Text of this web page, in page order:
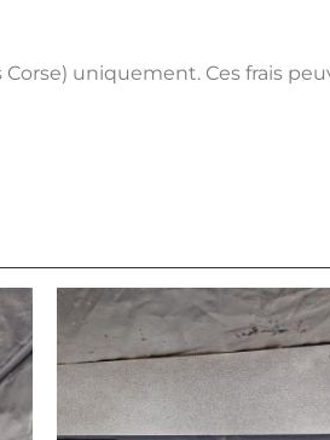
uniquement. Ces frais